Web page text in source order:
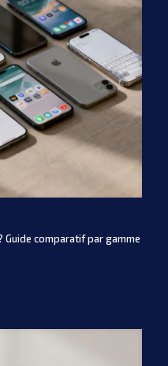
Guide comparatif par gamme